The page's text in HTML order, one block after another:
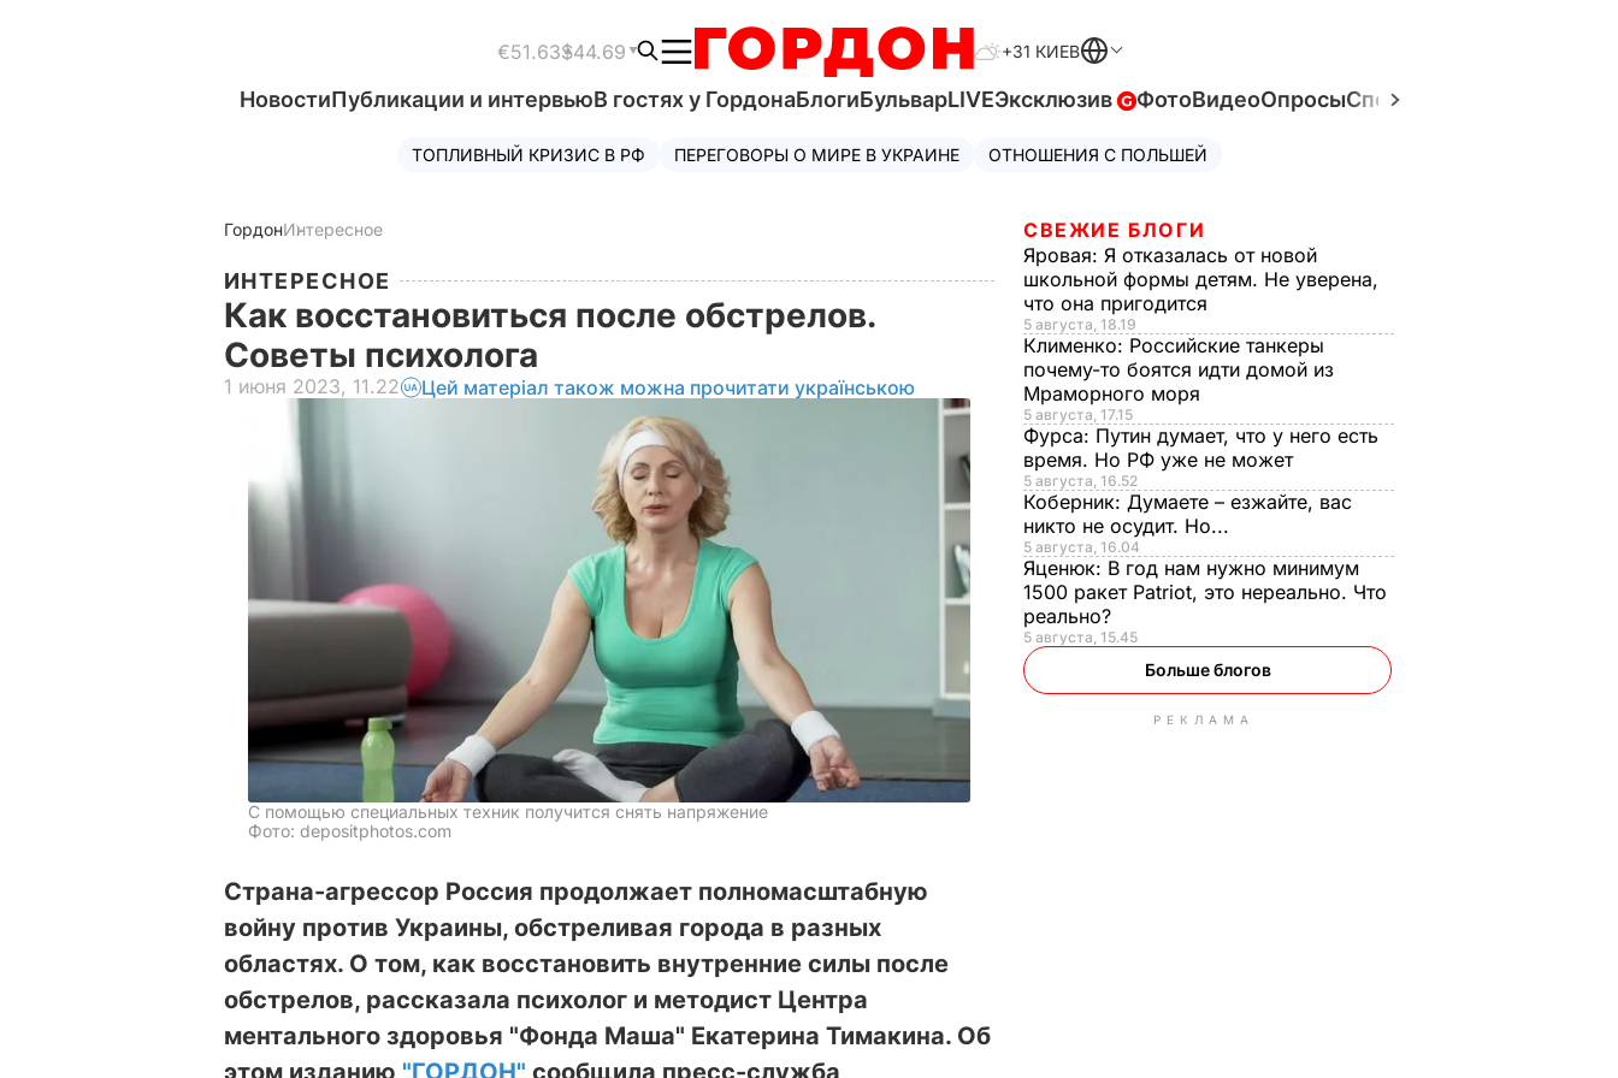
€51.63$44.69 +31 КИЕВ
НовостиПубликации и интервьюВ гостях у ГордонаБлогиБульварLIVEЭксклюзив ФотоВидеоОпросыСпецпроекты
ТОПЛИВНЫЙ КРИЗИС В РФ ПЕРЕГОВОРЫ О МИРЕ В УКРАИНЕ ОТНОШЕНИЯ С ПОЛЬШЕЙ
ГордонИнтересное
ИНТЕРЕСНОЕ
Как восстановиться после обстрелов.
Советы психолога
1 июня 2023, 11.22 Цей матеріал також можна прочитати українською
С помощью специальных техник получится снять напряжение
Фото: depositphotos.com
Страна-агрессор Россия продолжает полномасштабную
войну против Украины, обстреливая города в разных
областях. О том, как восстановить внутренние силы после
обстрелов, рассказала психолог и методист Центра
ментального здоровья "Фонда Маша" Екатерина Тимакина. Об
этом изданию "ГОРДОН" сообщила пресс-служба
СВЕЖИЕ БЛОГИ
Яровая: Я отказалась от новой
школьной формы детям. Не уверена,
что она пригодится
5 августа, 18.19
Клименко: Российские танкеры
почему-то боятся идти домой из
Мраморного моря
5 августа, 17.15
Фурса: Путин думает, что у него есть
время. Но РФ уже не может
5 августа, 16.52
Коберник: Думаете – езжайте, вас
никто не осудит. Но...
5 августа, 16.04
Яценюк: В год нам нужно минимум
1500 ракет Patriot, это нереально. Что
реально?
5 августа, 15.45
Больше блогов
РЕКЛАМА